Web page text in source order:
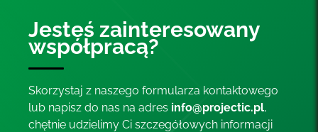
Jesteś zainteresowany
współpracą?
Skorzystaj z naszego formularza kontaktowego
lub napisz do nas na adres info@projectic.pl,
chętnie udzielimy Ci szczegółowych informacji